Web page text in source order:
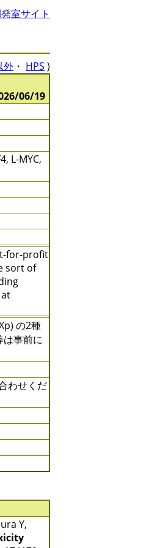
室サイト
外 ・ HPS )
06/19
L-MYC,
for-profit
sort of
の2種
は事前に
わせくだ
Y,